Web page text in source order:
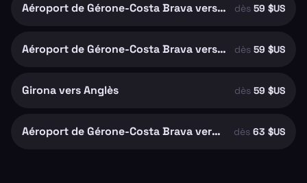
Aéroport de Gérone-Costa Brava vers Riudellots de la Selva dès 59 $US
Aéroport de Gérone-Costa Brava vers Girona dès 59 $US
Girona vers Anglès dès 59 $US
Aéroport de Gérone-Costa Brava vers Santa Coloma de Farners dès 63 $US